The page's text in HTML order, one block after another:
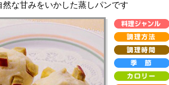
然な甘みをいかした蒸しパンです